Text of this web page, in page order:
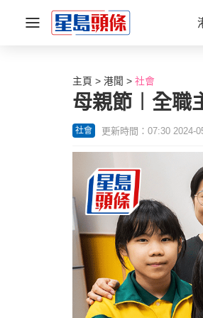
主頁 港聞 社會
母親節︱全職
社會 更新時間：07:30 2024-